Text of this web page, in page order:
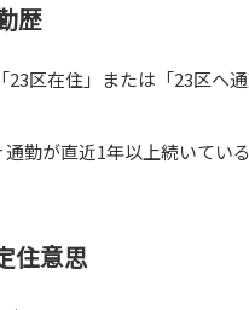
歴
区在住」または「23区へ通
勤が直近1年以上続いている
住意思